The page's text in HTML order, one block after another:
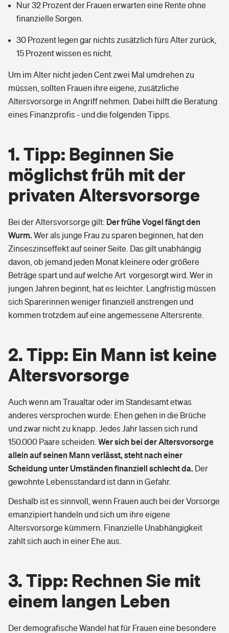
Nur 32 Prozent der Frauen erwarten eine Rente ohne
finanzielle Sorgen.
30 Prozent legen gar nichts zusätzlich fürs Alter zurück,
15 Prozent wissen es nicht.
Um im Alter nicht jeden Cent zwei Mal umdrehen zu
müssen, sollten Frauen ihre eigene, zusätzliche
Altersvorsorge in Angriff nehmen. Dabei hilft die Beratung
eines Finanzprofis - und die folgenden Tipps.
1. Tipp: Beginnen Sie
möglichst früh mit der
privaten Altersvorsorge
Bei der Altersvorsorge gilt: Der frühe Vogel fängt den
Wurm. Wer als junge Frau zu sparen beginnen, hat den
Zinseszinseffekt auf seiner Seite. Das gilt unabhängig
davon, ob jemand jeden Monat kleinere oder größere
Beträge spart und auf welche Art vorgesorgt wird. Wer in
jungen Jahren beginnt, hat es leichter. Langfristig müssen
sich Sparerinnen weniger finanziell anstrengen und
kommen trotzdem auf eine angemessene Altersrente.
2. Tipp: Ein Mann ist keine
Altersvorsorge
Auch wenn am Traualtar oder im Standesamt etwas
anderes versprochen wurde: Ehen gehen in die Brüche
und zwar nicht zu knapp. Jedes Jahr lassen sich rund
150.000 Paare scheiden. Wer sich bei der Altersvorsorge
allein auf seinen Mann verlässt, steht nach einer
Scheidung unter Umständen finanziell schlecht da. Der
gewohnte Lebensstandard ist dann in Gefahr.
Deshalb ist es sinnvoll, wenn Frauen auch bei der Vorsorge
emanzipiert handeln und sich um ihre eigene
Altersvorsorge kümmern. Finanzielle Unabhängigkeit
zahlt sich auch in einer Ehe aus.
3. Tipp: Rechnen Sie mit
einem langen Leben
Der demografische Wandel hat für Frauen eine besondere